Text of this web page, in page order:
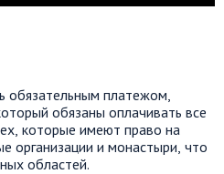
обязательным платежом,
обязаны оплачивать все
которые имеют право на
организации и монастыри, что
областей.